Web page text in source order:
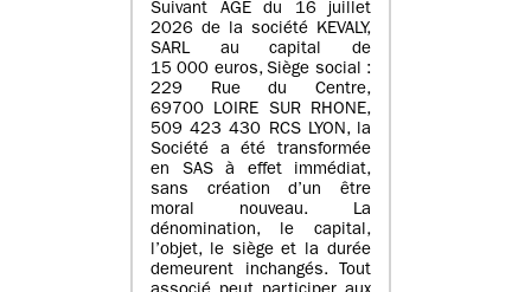
Suivant AGE du 16 juillet
2026 de la société KEVALY,
SARL au capital de
15 000 euros, Siège social :
229 Rue du Centre,
69700 LOIRE SUR RHONE,
509 423 430 RCS LYON, la
Société a été transformée
en SAS à effet immédiat,
sans création d’un être
moral nouveau. La
dénomination, le capital,
l’objet, le siège et la durée
demeurent inchangés. Tout